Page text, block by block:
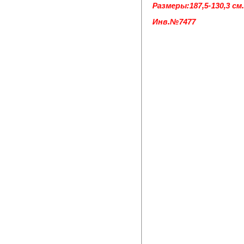
Размеры:187,5-130,3 см.
Инв.№7477